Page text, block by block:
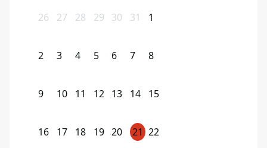
26 27 28 29 30 31 1
2 3 4 5 6 7 8
9 10 11 12 13 14 15
16 17 18 19 20 21 22